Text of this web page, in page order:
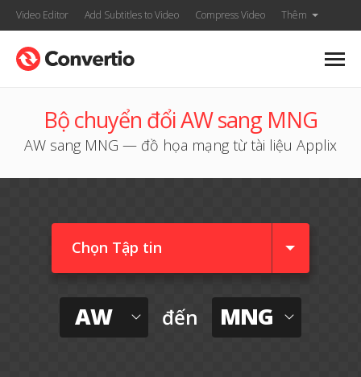
Video Editor Add Subtitles to Video Compress Video Thêm
Bộ chuyển đổi AW sang MNG
AW sang MNG — đồ họa mạng từ tài liệu Applix
Chọn Tập tin
AW đến MNG